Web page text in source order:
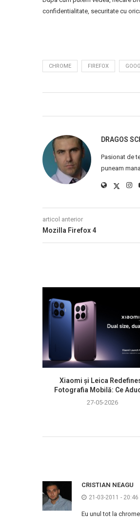
confidentialitate, securitate cu
CHROME FIREFOX
DRAGOS
Pasionat de
puneam
articol anterior
Mozilla Firefox 4
Xiaomi și Leica
Fotografia Mobilă: Ce
27-05-2026
CRISTIAN NEAGU
21-03-2011 - 20:46
Eu unul tot la